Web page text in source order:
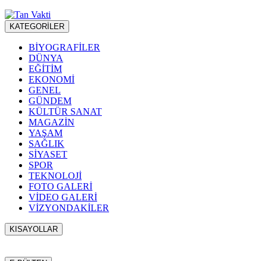
KATEGORİLER
BİYOGRAFİLER
DÜNYA
EĞİTİM
EKONOMİ
GENEL
GÜNDEM
KÜLTÜR SANAT
MAGAZİN
YAŞAM
SAĞLIK
SİYASET
SPOR
TEKNOLOJİ
FOTO GALERİ
VİDEO GALERİ
VİZYONDAKİLER
KISAYOLLAR